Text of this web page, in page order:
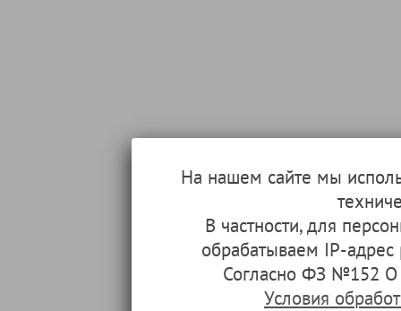
На нашем сайте мы
В частности, для
обрабатываем IP-
Согласно ФЗ №152 О
Условия